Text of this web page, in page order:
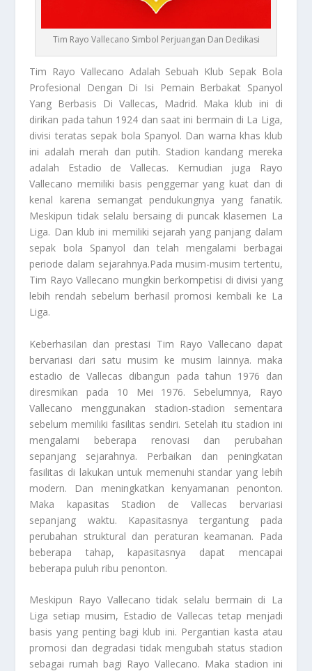
Tim Rayo Vallecano Simbol Perjuangan Dan Dedikasi
Tim Rayo Vallecano Adalah Sebuah Klub Sepak Bola
Profesional Dengan Di Isi Pemain Berbakat Spanyol
Yang Berbasis Di Vallecas, Madrid. Maka klub ini di
dirikan pada tahun 1924 dan saat ini bermain di La Liga,
divisi teratas sepak bola Spanyol. Dan warna khas klub
ini adalah merah dan putih. Stadion kandang mereka
adalah Estadio de Vallecas. Kemudian juga Rayo
Vallecano memiliki basis penggemar yang kuat dan di
kenal karena semangat pendukungnya yang fanatik.
Meskipun tidak selalu bersaing di puncak klasemen La
Liga. Dan klub ini memiliki sejarah yang panjang dalam
sepak bola Spanyol dan telah mengalami berbagai
periode dalam sejarahnya.Pada musim-musim tertentu,
Tim Rayo Vallecano mungkin berkompetisi di divisi yang
lebih rendah sebelum berhasil promosi kembali ke La
Liga.
Keberhasilan dan prestasi Tim Rayo Vallecano dapat
bervariasi dari satu musim ke musim lainnya. maka
estadio de Vallecas dibangun pada tahun 1976 dan
diresmikan pada 10 Mei 1976. Sebelumnya, Rayo
Vallecano menggunakan stadion-stadion sementara
sebelum memiliki fasilitas sendiri. Setelah itu stadion ini
mengalami beberapa renovasi dan perubahan
sepanjang sejarahnya. Perbaikan dan peningkatan
fasilitas di lakukan untuk memenuhi standar yang lebih
modern. Dan meningkatkan kenyamanan penonton.
Maka kapasitas Stadion de Vallecas bervariasi
sepanjang waktu. Kapasitasnya tergantung pada
perubahan struktural dan peraturan keamanan. Pada
beberapa tahap, kapasitasnya dapat mencapai
beberapa puluh ribu penonton.
Meskipun Rayo Vallecano tidak selalu bermain di La
Liga setiap musim, Estadio de Vallecas tetap menjadi
basis yang penting bagi klub ini. Pergantian kasta atau
promosi dan degradasi tidak mengubah status stadion
sebagai rumah bagi Rayo Vallecano. Maka stadion ini